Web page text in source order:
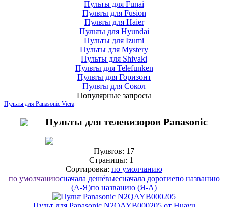
Пульты для Funai
Пульты для Fusion
Пульты для Haier
Пульты для Hyundai
Пульты для Izumi
Пульты для Mystery
Пульты для Shivaki
Пульты для Telefunken
Пульты для Горизонт
Пульты для Сокол
Популярные запросы
Пульты для Panasonic Viera
Пульты для телевизоров Panasonic
Пультов: 17
Страницы: 1 |
Сортировка: по умолчанию
по умолчаниюсначала дешёвыесначала дорогиепо названию
(А-Я)по названию (Я-А)